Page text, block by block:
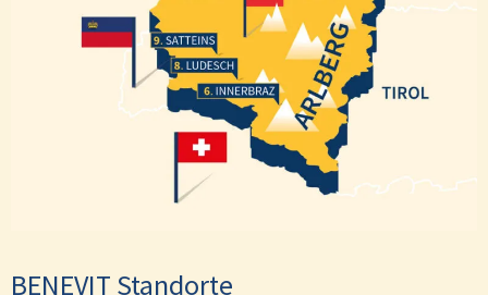
Ludesch
Innerbraz
Satteins
BENEVIT Standorte